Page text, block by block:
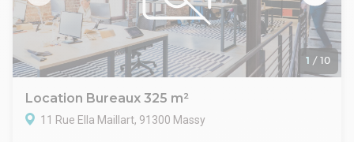
- Indice : ILAT
- Indexation : Annuelle, date prise effet
- Dépôt de garantie : 3 mois
- Loyers et charges : Trimestriels et d'avance
1 / 10
Location Bureaux 325 m²
11 Rue Ella Maillart, 91300 Massy